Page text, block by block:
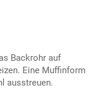
Backrohr auf
Eine Muffinform
ausstreuen.